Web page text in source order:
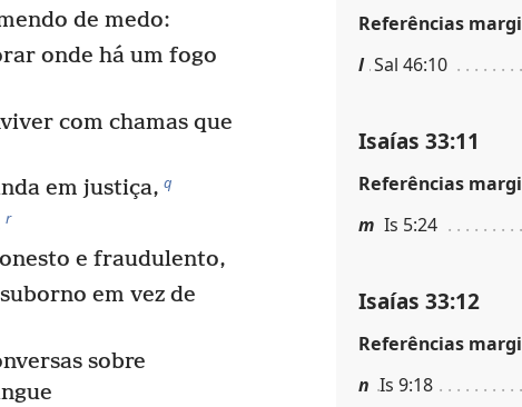
de medo:
onde há um fogo
com chamas que
em justiça, q
r
e fraudulento,
em vez de
sobre
Referências
l Sal 46:10
Isaías 33:11
Referências
m Is 5:24
Isaías 33:12
Referências
n Is 9:18